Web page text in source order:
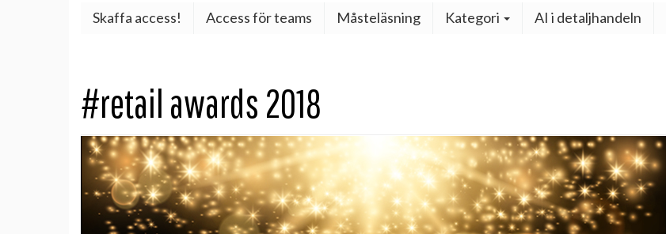
Skaffa access! Access för teams Måsteläsning Kategori AI i detaljhandeln
#retail awards 2018